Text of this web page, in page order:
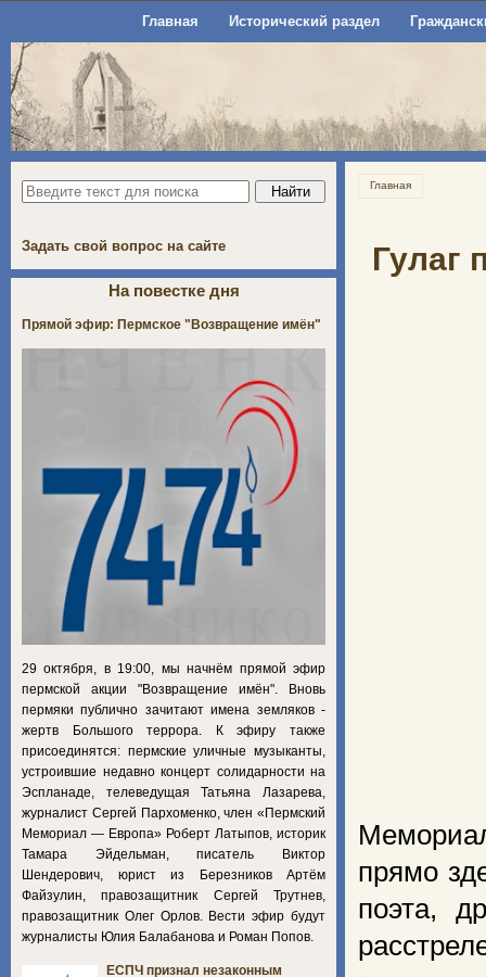
Главная Исторический раздел
Главная
Гулаг
прямо
поэта,
Задать свой вопрос на сайте
На повестке дня
Прямой эфир: Пермское "Возвращение имён"
29 октября, в 19:00, мы начнём прямой эфир
пермской акции "Возвращение имён". Вновь
пермяки публично зачитают имена земляков -
жертв Большого террора. К эфиру также
присоединятся: пермские уличные музыканты,
устроившие недавно концерт солидарности на
Эспланаде, телеведущая Татьяна Лазарева,
журналист Сергей Пархоменко, член «Пермский
Мемориал — Европа» Роберт Латыпов, историк
Тамара Эйдельман, писатель Виктор
Шендерович, юрист из Березников Артём
Файзулин, правозащитник Сергей Трутнев,
правозащитник Олег Орлов. Вести эфир будут
журналисты Юлия Балабанова и Роман Попов.
ЕСПЧ признал незаконным